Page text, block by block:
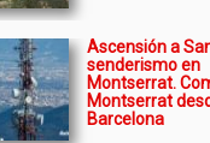
Ascensión a
senderismo en
Montserrat.
Montserrat
Barcelona